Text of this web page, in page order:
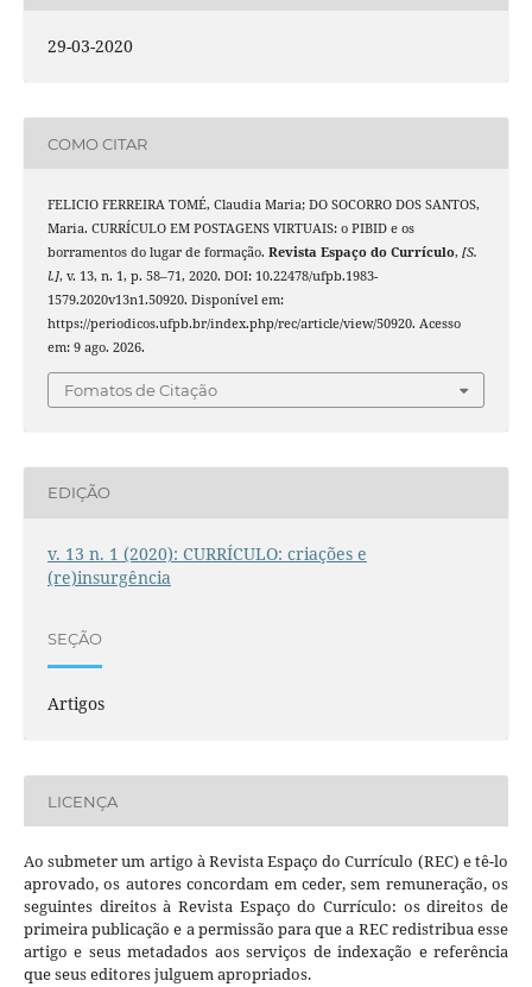
29-03-2020
COMO CITAR
FELICIO FERREIRA TOMÉ, Claudia Maria; DO SOCORRO DOS SANTOS,
Maria. CURRÍCULO EM POSTAGENS VIRTUAIS: o PIBID e os
borramentos do lugar de formação. Revista Espaço do Currículo, [S.
l.], v. 13, n. 1, p. 58–71, 2020. DOI: 10.22478/ufpb.1983-
1579.2020v13n1.50920. Disponível em:
https://periodicos.ufpb.br/index.php/rec/article/view/50920. Acesso
em: 9 ago. 2026.
Fomatos de Citação
EDIÇÃO
v. 13 n. 1 (2020): CURRÍCULO: criações e
(re)insurgência
SEÇÃO
Artigos
LICENÇA
Ao submeter um artigo à Revista Espaço do Currículo (REC) e tê-lo
aprovado, os autores concordam em ceder, sem remuneração, os
seguintes direitos à Revista Espaço do Currículo: os direitos de
primeira publicação e a permissão para que a REC redistribua esse
artigo e seus metadados aos serviços de indexação e referência
que seus editores julguem apropriados.